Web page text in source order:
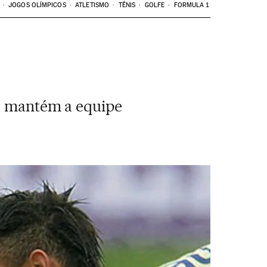
JOGOS OLÍMPICOS ATLETISMO TÊNIS GOLFE FORMULA 1
a equipe